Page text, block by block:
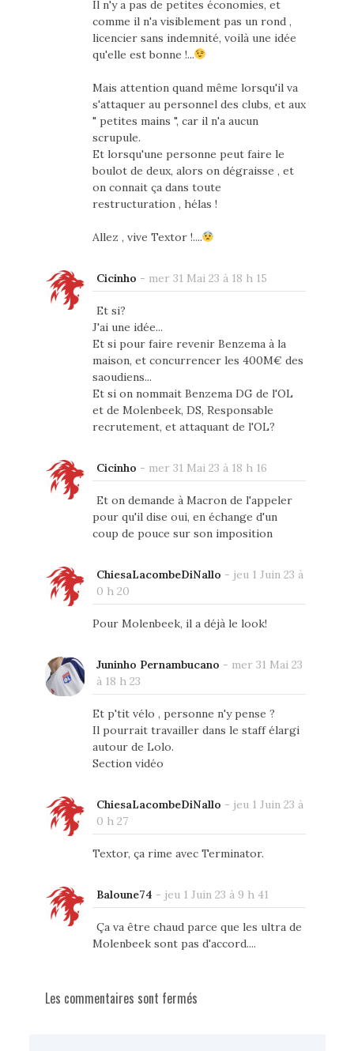
Il n'y a pas de petites économies, et
comme il n'a visiblement pas un rond ,
licencier sans indemnité, voilà une idée
qu'elle est bonne !...
Mais attention quand même lorsqu'il va
s'attaquer au personnel des clubs, et aux
" petites mains ", car il n'a aucun
scrupule.
Et lorsqu'une personne peut faire le
boulot de deux, alors on dégraisse , et
on connait ça dans toute
restructuration , hélas !
Allez , vive Textor !....
Cicinho - mer 31 Mai 23 à 18 h 15
Et si?
J'ai une idée...
Et si pour faire revenir Benzema à la
maison, et concurrencer les 400M€ des
saoudiens...
Et si on nommait Benzema DG de l'OL
et de Molenbeek, DS, Responsable
recrutement, et attaquant de l'OL?
Cicinho - mer 31 Mai 23 à 18 h 16
Et on demande à Macron de l'appeler
pour qu'il dise oui, en échange d'un
coup de pouce sur son imposition
ChiesaLacombeDiNallo - jeu 1 Juin 23 à
0 h 20
Pour Molenbeek, il a déjà le look!
Juninho Pernambucano - mer 31 Mai 23
à 18 h 23
Et p'tit vélo , personne n'y pense ?
Il pourrait travailler dans le staff élargi
autour de Lolo.
Section vidéo
ChiesaLacombeDiNallo - jeu 1 Juin 23 à
0 h 27
Textor, ça rime avec Terminator.
Baloune74 - jeu 1 Juin 23 à 9 h 41
Ça va être chaud parce que les ultra de
Molenbeek sont pas d'accord....
Les commentaires sont fermés